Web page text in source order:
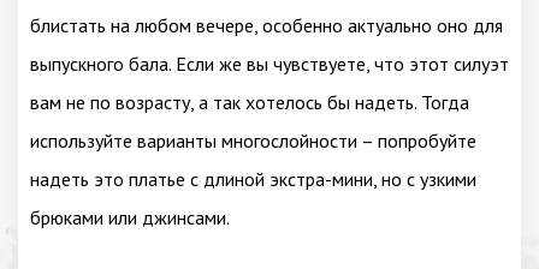
блистать на любом вечере, особенно актуально оно для
выпускного бала. Если же вы чувствуете, что этот силуэт
вам не по возрасту, а так хотелось бы надеть. Тогда
используйте варианты многослойности – попробуйте
надеть это платье с длиной экстра-мини, но с узкими
брюками или джинсами.